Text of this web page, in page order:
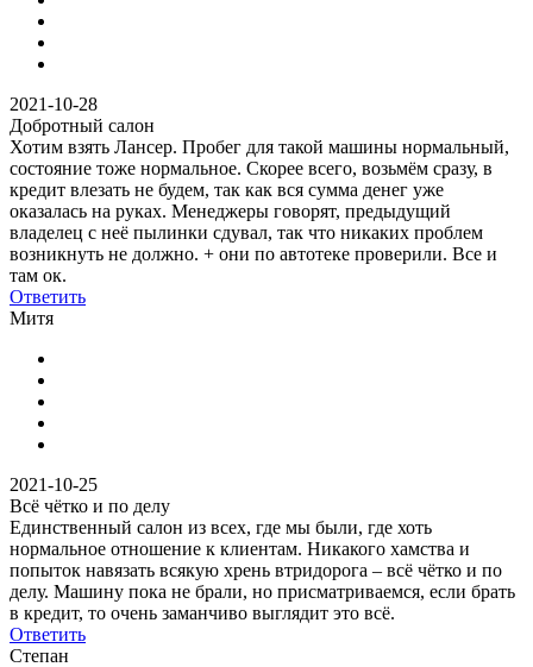
2021-10-28
Добротный салон
Хотим взять Лансер. Пробег для такой машины нормальный,
состояние тоже нормальное. Скорее всего, возьмём сразу, в
кредит влезать не будем, так как вся сумма денег уже
оказалась на руках. Менеджеры говорят, предыдущий
владелец с неё пылинки сдувал, так что никаких проблем
возникнуть не должно. + они по автотеке проверили. Все и
там ок.
Ответить
Митя
2021-10-25
Всё чётко и по делу
Единственный салон из всех, где мы были, где хоть
нормальное отношение к клиентам. Никакого хамства и
попыток навязать всякую хрень втридорога – всё чётко и по
делу. Машину пока не брали, но присматриваемся, если брать
в кредит, то очень заманчиво выглядит это всё.
Ответить
Степан